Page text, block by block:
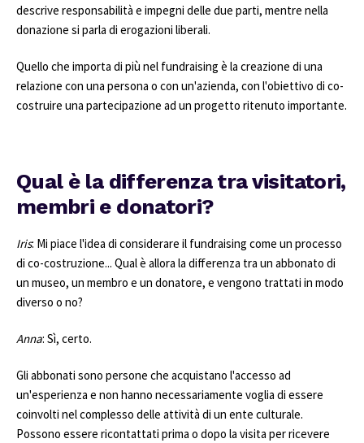
descrive responsabilità e impegni delle due parti, mentre nella
donazione si parla di erogazioni liberali.
Quello che importa di più nel fundraising è la creazione di una
relazione con una persona o con un'azienda, con l'obiettivo di co-
costruire una partecipazione ad un progetto ritenuto importante.
Qual è la differenza tra visitatori,
membri e donatori?
Iris: Mi piace l'idea di considerare il fundraising come un processo
di co-costruzione... Qual è allora la differenza tra un abbonato di
un museo, un membro e un donatore, e vengono trattati in modo
diverso o no?
Anna: Sì, certo.
Gli abbonati sono persone che acquistano l'accesso ad
un'esperienza e non hanno necessariamente voglia di essere
coinvolti nel complesso delle attività di un ente culturale.
Possono essere ricontattati prima o dopo la visita per ricevere